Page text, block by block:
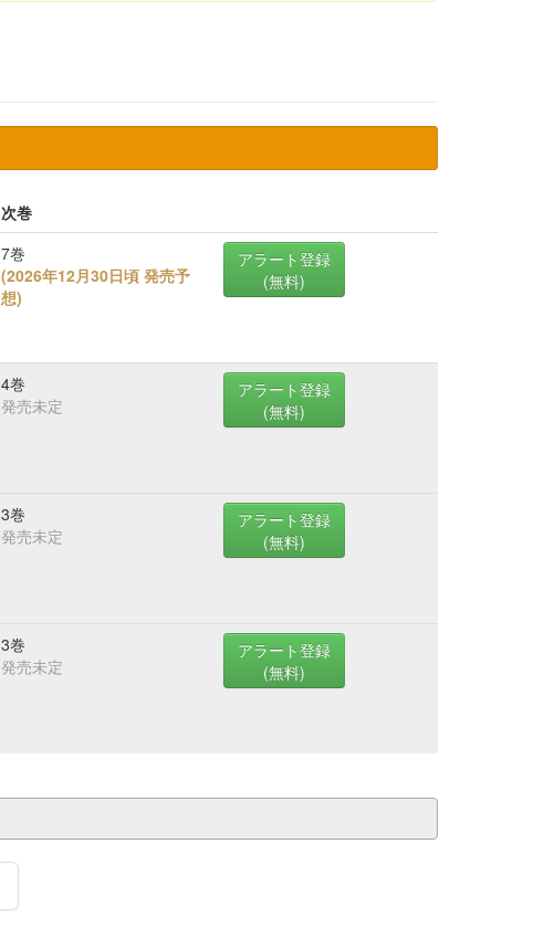
次巻
7巻
(2026年12月30日頃 発売予
想)
アラート登録
(無料)
4巻
発売未定
アラート登録
(無料)
3巻
発売未定
アラート登録
(無料)
3巻
発売未定
アラート登録
(無料)